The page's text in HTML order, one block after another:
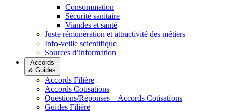
Consommation
Sécurité sanitaire
Viandes et santé
Juste rémunération et attractivité des métiers
Info-veille scientifique
Sources d’information
Accords
& Guides
Accords Filière
Accords Cotisations
Questions/Réponses – Accords Cotisations
Guides Filière